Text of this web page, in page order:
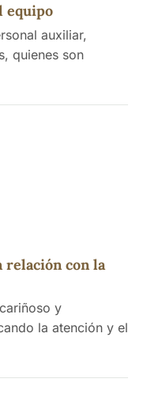
equipo
auxiliar,
quienes son
y cariñosos,
el equipo.
relación con la
y
la atención y el
difíciles, como